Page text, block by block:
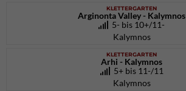
KLETTERGARTEN
Arginonta Valley - Kalymnos
5- bis 10+/11-
Kalymnos
KLETTERGARTEN
Arhi - Kalymnos
5+ bis 11-/11
Kalymnos